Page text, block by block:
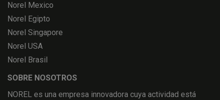
Norel Mexico
Norel Egipto
Norel Singapore
Norel USA
Norel Brasil
SOBRE NOSOTROS
NOREL es una empresa innovadora cuya actividad está